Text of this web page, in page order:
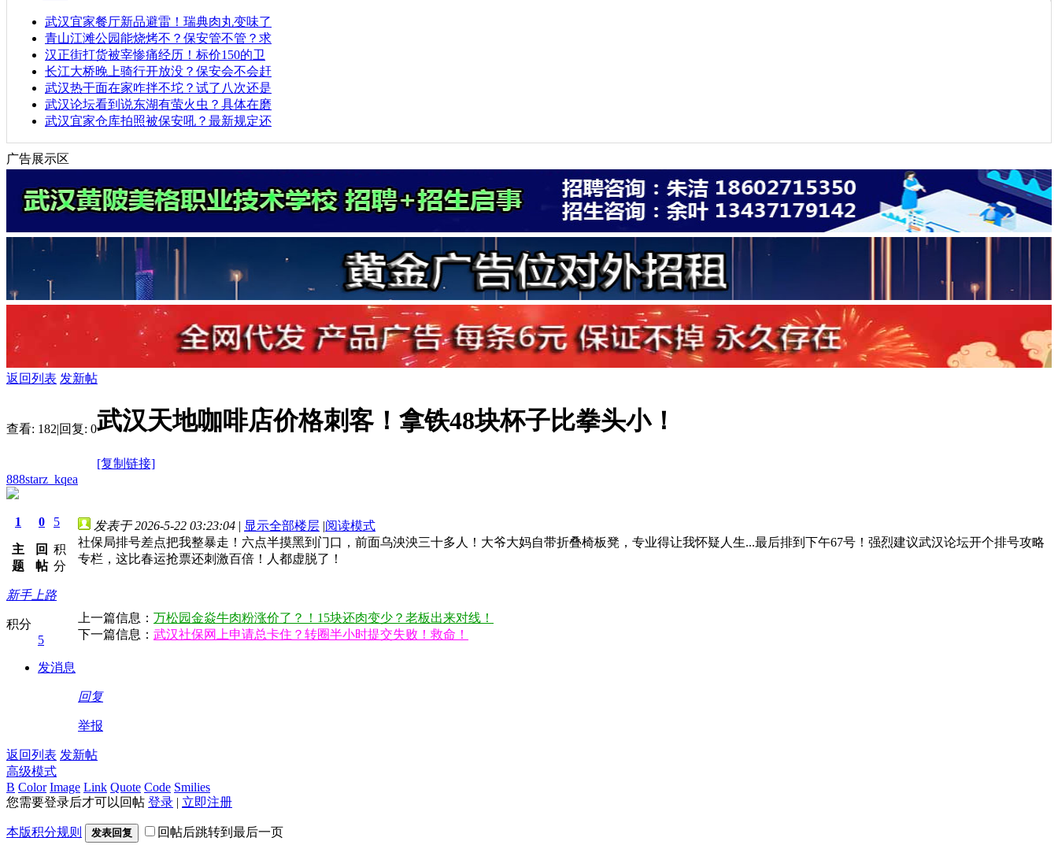
武汉宜家餐厅新品避雷！瑞典肉丸变味了
青山江滩公园能烧烤不？保安管不管？求
汉正街打货被宰惨痛经历！标价150的卫
长江大桥晚上骑行开放没？保安会不会赶
武汉热干面在家咋拌不坨？试了八次还是
武汉论坛看到说东湖有萤火虫？具体在磨
武汉宜家仓库拍照被保安吼？最新规定还
广告展示区
返回列表 发新帖
查看: 182|回复: 0武汉天地咖啡店价格刺客！拿铁48块杯子比拳头小！
[复制链接]
888starz_kqea
1
主
题
0
回
帖
5
积
分
新手上路
积分
5
发消息
发表于 2026-5-22 03:23:04 | 显示全部楼层 |阅读模式
社保局排号差点把我整暴走！六点半摸黑到门口，前面乌泱泱三十多人！大爷大妈自带折叠椅板凳，专业得让我怀疑人生...最后排到下午67号！强烈建议武汉论坛开个排号攻略
专栏，这比春运抢票还刺激百倍！人都虚脱了！
上一篇信息： 万松园金焱牛肉粉涨价了？！15块还肉变少？老板出来对线！
下一篇信息： 武汉社保网上申请总卡住？转圈半小时提交失败！救命！
回复
举报
返回列表 发新帖
高级模式
B Color Image Link Quote Code Smilies
您需要登录后才可以回帖 登录 | 立即注册
本版积分规则 发表回复 回帖后跳转到最后一页